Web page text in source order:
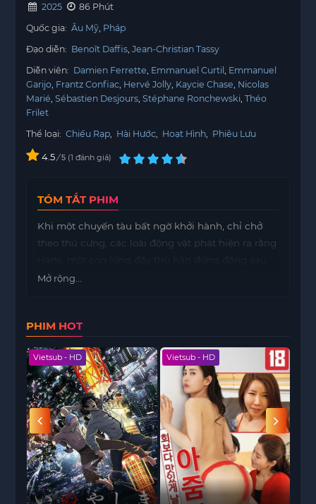
2025
86 Phút
Quốc gia: Âu Mỹ Pháp
Đạo diễn: Benoît Daffis Jean-Christian Tassy
Diễn viên: Damien Ferrette Emmanuel Curtil
Emmanuel
Garijo Frantz Confiac Hervé Jolly Kaycie Chase Nicolas
Marié Sébastien Desjours Stéphane Ronchewski Théo
Frilet
Thể loại: Chiếu Rạp Hài Hước Hoạt Hình Phiêu Lưu
4.5 / 5 1 đánh giá
TÓM TẮT PHIM
Khi một chuyến tàu bất ngờ khởi hành, chỉ chở
theo thú cưng, các loài động vật phát hiện ra rằng
tất cả. Trong khi vụ tai nạn dường như không thể
cứ điều gì để cứu chúng.
Mở rộng...
PHIM HOT
Vietsub - HD Vietsub - HD